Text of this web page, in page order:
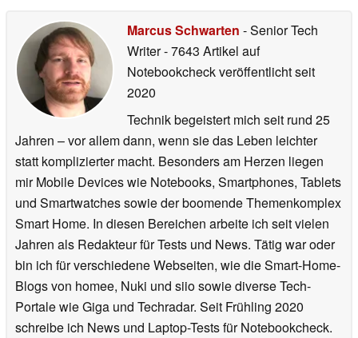
Marcus Schwarten - Senior Tech
Writer- 7643 Artikel auf
Notebookcheck veröffentlichtseit
2020
Technik begeistert mich seit rund 25
Jahren – vor allem dann, wenn sie das Leben leichter
statt komplizierter macht. Besonders am Herzen liegen
mir Mobile Devices wie Notebooks, Smartphones, Tablets
und Smartwatches sowie der boomende Themenkomplex
Smart Home. In diesen Bereichen arbeite ich seit vielen
Jahren als Redakteur für Tests und News. Tätig war oder
bin ich für verschiedene Webseiten, wie die Smart-Home-
Blogs von homee, Nuki und siio sowie diverse Tech-
Portale wie Giga und Techradar. Seit Frühling 2020
schreibe ich News und Laptop-Tests für Notebookcheck.